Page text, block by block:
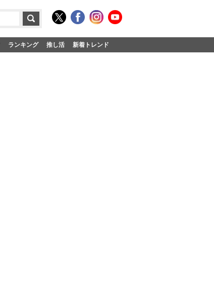
ランキング 推し活 新着トレンド